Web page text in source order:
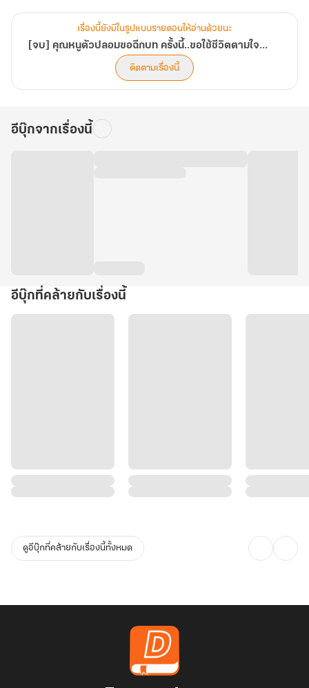
เอง
เรื่องนี้ยังมีในรูปแบบรายตอนให้อ่านด้วยนะ
[จบ] คุณหนูตัวปลอมขอฉีกบท ครั้งนี้..ขอใช้ชีวิตตามใจตัวเอง
ติดตามเรื่องนี้
อีบุ๊กจากเรื่องนี้
อีบุ๊กที่คล้ายกับเรื่องนี้
ดูอีบุ๊กที่คล้ายกับเรื่องนี้ทั้งหมด